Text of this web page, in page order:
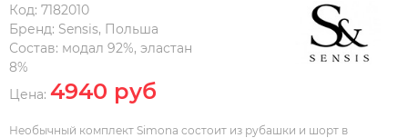
Код: 7182010
Бренд: Sensis, Польша
Состав: модал 92%, эластан
8%
Цена: 4940 руб
Необычный комплект Simona состоит из рубашки и шорт в